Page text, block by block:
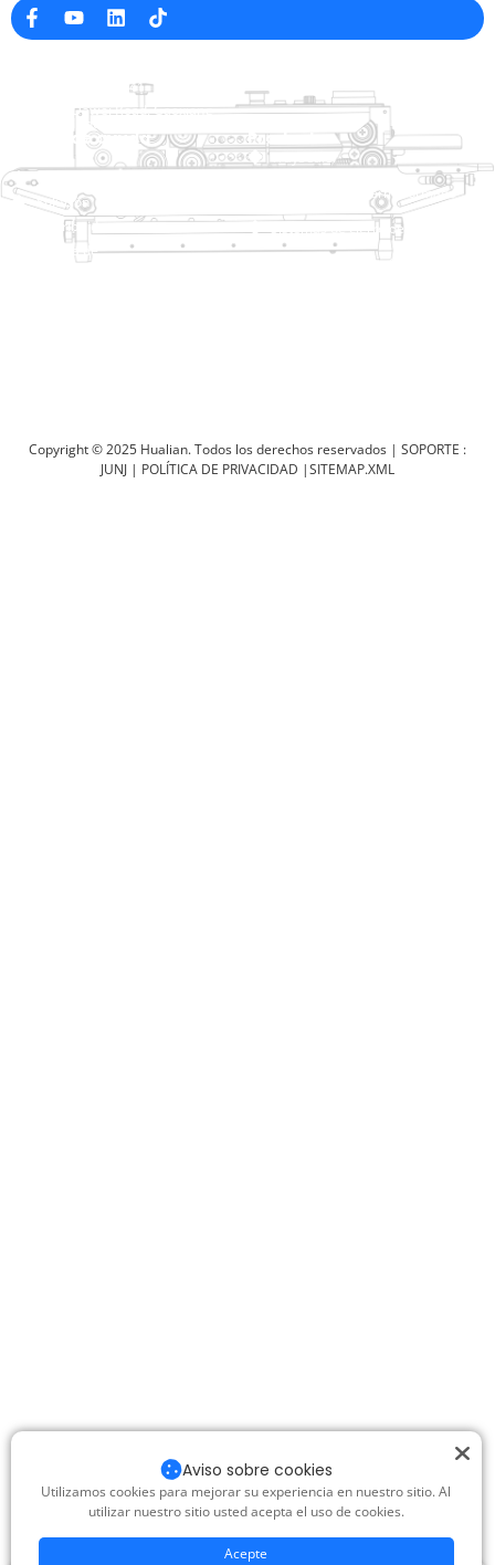
Enlace de ayuda
Productos
Solución
Distribuidor
Acerca de
Productos
TraySealer
Envasadora de termoformado
Sistemas de cierre de bolsas
Ensacadora automática
+8613738733841
No. 2 Dawei Road, Gaoxiang
Zona Industrial, Wenzhou, Zhejiang, China
Copyright © 2025 Hualian. Todos los derechos reservados | SOPORTE :
JUNJ | POLÍTICA DE PRIVACIDAD |SITEMAP.XML
Aviso sobre cookies
Utilizamos cookies para mejorar su experiencia en nuestro sitio. Al
utilizar nuestro sitio usted acepta el uso de cookies.
Acepte